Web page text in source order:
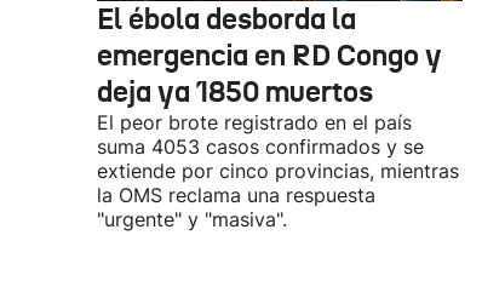
El ébola desborda la
emergencia en RD Congo y
deja ya 1850 muertos
El peor brote registrado en el país
suma 4053 casos confirmados y se
extiende por cinco provincias, mientras
la OMS reclama una respuesta
"urgente" y "masiva".